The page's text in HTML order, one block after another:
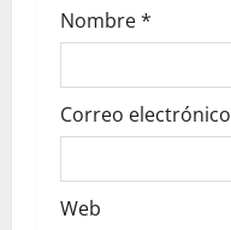
Nombre*
Correo electrónico
Web